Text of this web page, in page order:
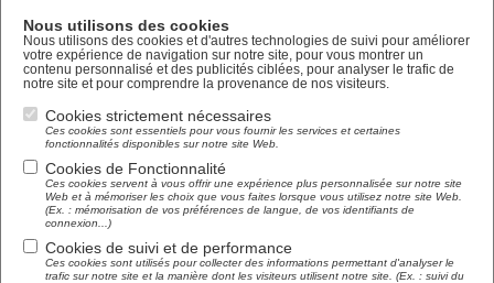
ABOUT US
CONTACT & QUOTE
LEGAL NOTICE
NEWSLETTER
Nous utilisons des cookies
Nous utilisons des cookies et d'autres technologies de suivi pour améliorer
votre expérience de navigation sur notre site, pour vous montrer un
contenu personnalisé et des publicités ciblées, pour analyser le trafic de
notre site et pour comprendre la provenance de nos visiteurs.
Cookies strictement nécessaires
Ces cookies sont essentiels pour vous fournir les services et certaines
fonctionnalités disponibles sur notre site Web.
Cookies de Fonctionnalité
Ces cookies servent à vous offrir une expérience plus personnalisée sur notre site
Web et à mémoriser les choix que vous faites lorsque vous utilisez notre site Web.
(Ex. : mémorisation de vos préférences de langue, de vos identifiants de
connexion...)
Cookies de suivi et de performance
Ces cookies sont utilisés pour collecter des informations permettant d'analyser le
trafic sur notre site et la manière dont les visiteurs utilisent notre site. (Ex. : suivi du